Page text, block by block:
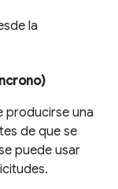
producirse una
de que se
puede usar